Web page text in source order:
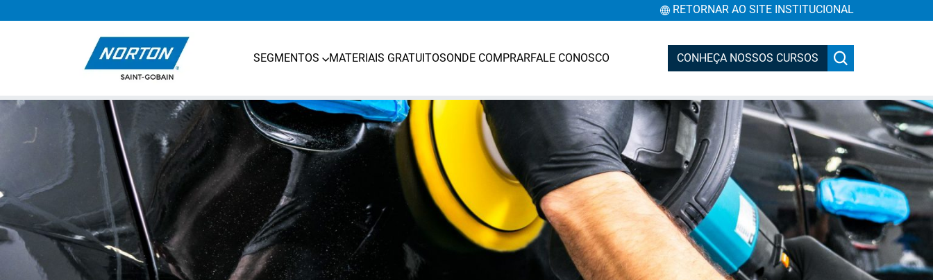
RETORNAR AO SITE INSTITUCIONAL
SEGMENTOS MATERIAIS GRATUITOSONDE COMPRARFALE CONOSCO CONHEÇA NOSSOS CURSOS